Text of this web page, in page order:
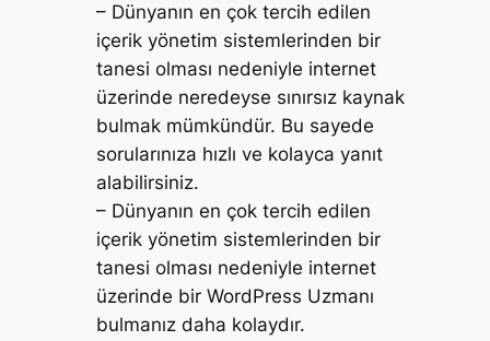
– Dünyanın en çok tercih edilen
içerik yönetim sistemlerinden bir
tanesi olması nedeniyle internet
üzerinde neredeyse sınırsız kaynak
bulmak mümkündür. Bu sayede
sorularınıza hızlı ve kolayca yanıt
alabilirsiniz.
– Dünyanın en çok tercih edilen
içerik yönetim sistemlerinden bir
tanesi olması nedeniyle internet
üzerinde bir WordPress Uzmanı
bulmanız daha kolaydır.